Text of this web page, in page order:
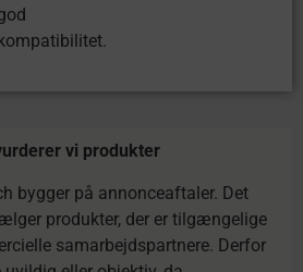
vi produkter
bygger på annonceaftaler. Det
produkter, der er tilgængelige
samarbejdspartnere. Derfor